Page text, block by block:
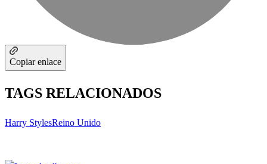
Copiar enlace
TAGS RELACIONADOS
Harry StylesReino Unido